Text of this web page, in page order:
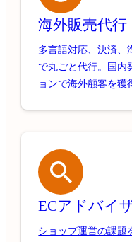
海外販売代行
多言語対応、決済、
で丸ごと代行。国内
ョンで海外顧客を獲
ECアドバイ
ショップ運営の課題